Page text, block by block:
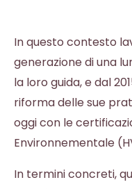
In questo contesto
generazione di una
la loro guida, e dal
riforma delle sue
oggi con le
Environnementale
In termini concreti,